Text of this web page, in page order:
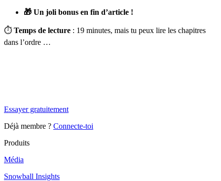
🎁 Un joli bonus en fin d’article !
⏱️ Temps de lecture : 19 minutes, mais tu peux lire les chapitres
dans l’ordre …
Essayer gratuitement
Déjà membre ? Connecte-toi
Produits
Média
Snowball Insights